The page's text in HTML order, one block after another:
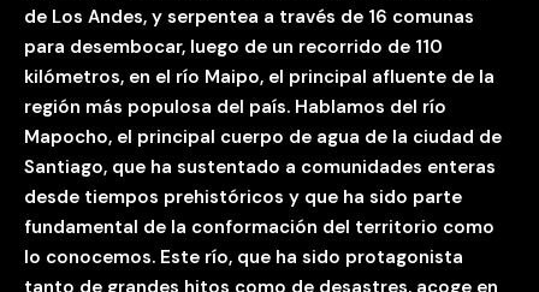
de Los Andes, y serpentea a través de 16 comunas
para desembocar, luego de un recorrido de 110
kilómetros, en el río Maipo, el principal afluente de la
región más populosa del país. Hablamos del río
Mapocho, el principal cuerpo de agua de la ciudad de
Santiago, que ha sustentado a comunidades enteras
desde tiempos prehistóricos y que ha sido parte
fundamental de la conformación del territorio como
lo conocemos. Este río, que ha sido protagonista
tanto de grandes hitos como de desastres, acoge en